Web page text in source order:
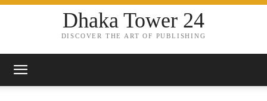
Dhaka Tower 24
DISCOVER THE ART OF PUBLISHING